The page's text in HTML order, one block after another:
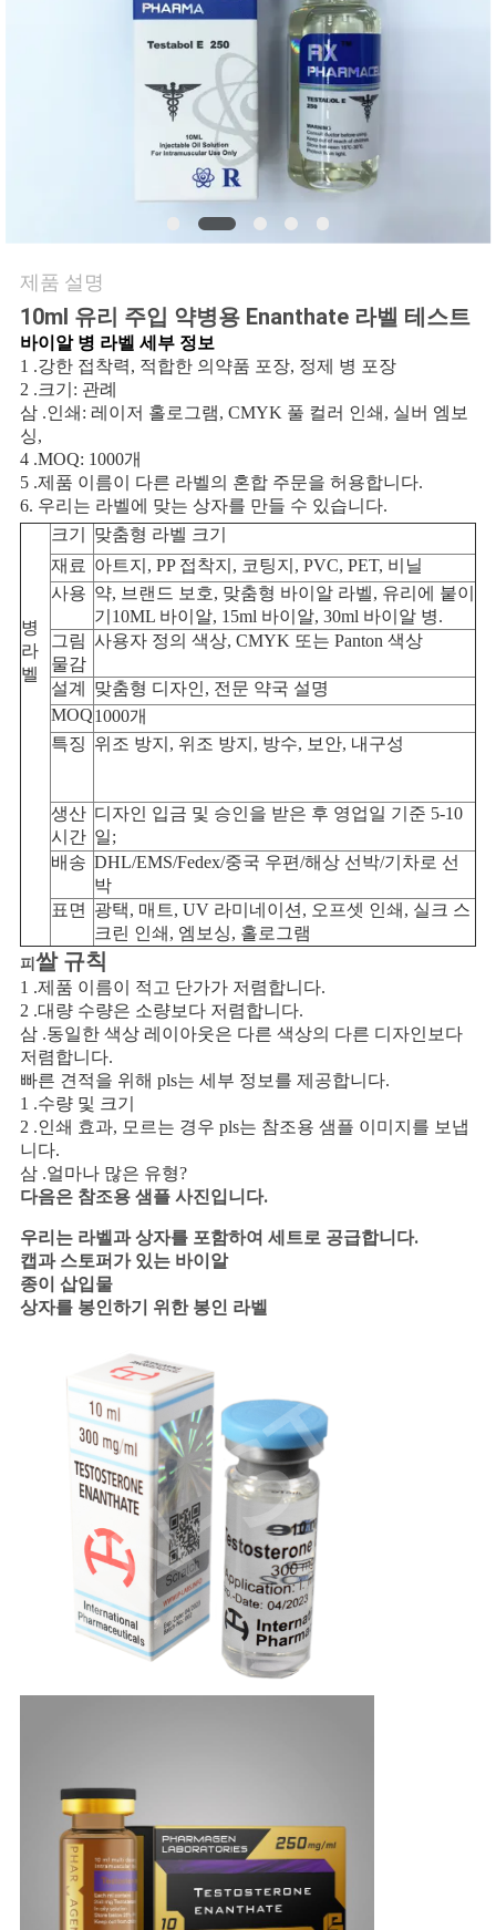
뉴
스
경
우
사
이
맵
PRIVACY
POLICY
제품 설명
10ml 유리 주입 약병용 Enanthate 라벨 테스트
바이알 병 라벨 세부 정보
1 .강한 접착력, 적합한 의약품 포장, 정제 병 포장
2 .크기: 관례
삼 .인쇄: 레이저 홀로그램, CMYK 풀 컬러 인쇄, 실버 엠보
싱,
4 .MOQ: 1000개
5 .제품 이름이 다른 라벨의 혼합 주문을 허용합니다.
6. 우리는 라벨에 맞는 상자를 만들 수 있습니다.
병
라
벨
크기
맞춤형 라벨 크기
재료 아트지, PP 접착지, 코팅지, PVC, PET, 비닐
사용 약, 브랜드 보호, 맞춤형 바이알 라벨, 유리에 붙이
기 10ML 바이알, 15ml 바이알, 30ml 바이알 병.
그림
물감
사용자 정의 색상, CMYK 또는 Panton 색상
설계
맞춤형 디자인, 전문 약국 설명
MOQ1000개
특징 위조 방지, 위조 방지, 방수, 보안, 내구성
생산
시간
디자인 입금 및 승인을 받은 후 영업일 기준 5-10
일;
배송 DHL/EMS/Fedex/중국 우편/해상 선박/기차로 선
박
표면 광택, 매트, UV 라미네이션, 오프셋 인쇄, 실크 스
크린 인쇄, 엠보싱, 홀로그램
피쌀 규칙
1 .제품 이름이 적고 단가가 저렴합니다.
2 .대량 수량은 소량보다 저렴합니다.
삼 .동일한 색상 레이아웃은 다른 색상의 다른 디자인보다
저렴합니다.
빠른 견적을 위해 pls는 세부 정보를 제공합니다.
1 .수량 및 크기
2 .인쇄 효과, 모르는 경우 pls는 참조용 샘플 이미지를 보냅
니다.
삼 .얼마나 많은 유형?
다음은 참조용 샘플 사진입니다.
우리는 라벨과 상자를 포함하여 세트로 공급합니다.
캡과 스토퍼가 있는 바이알
종이 삽입물
상자를 봉인하기 위한 봉인 라벨